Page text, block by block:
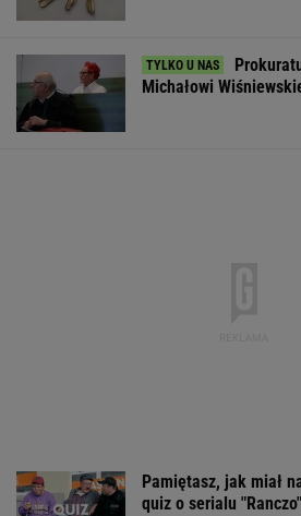
Michałowi
Pamiętasz, jak miał
quiz o serialu